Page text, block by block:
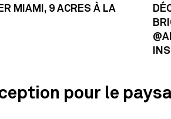
MIAMI, 9 ACRES À LA
pour le